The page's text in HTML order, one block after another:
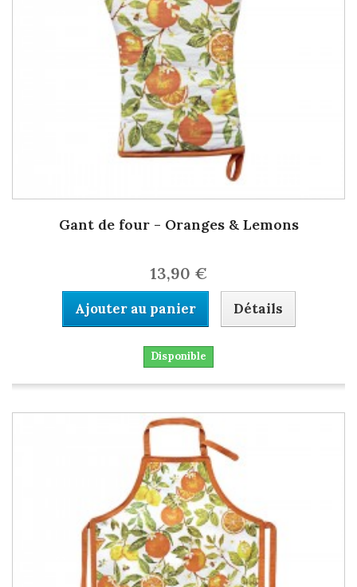
Gant de four - Oranges & Lemons
13,90 €
Ajouter au panier Détails
Disponible